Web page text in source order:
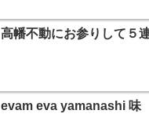
高幡不動にお参りして５
evam eva yamanashi 味